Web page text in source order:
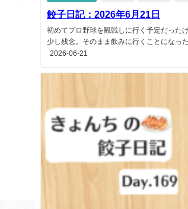
餃子日記：2026年6月21日
初めてプロ野球を観戦しに行く予定だった
少し残念。そのまま飲みに行くことになった
2026-06-21